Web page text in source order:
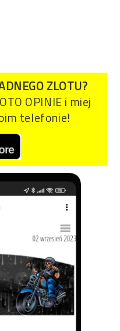
ZLOTU?
OPINIE i miej
telefonie!